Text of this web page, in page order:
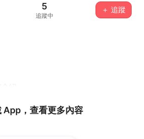
5
追蹤中
＋ 追蹤
App，查看更多內容